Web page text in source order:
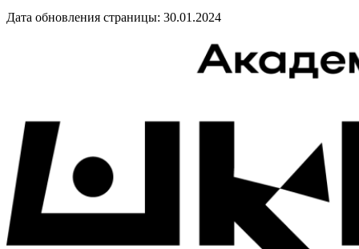
Дата обновления страницы: 30.01.2024